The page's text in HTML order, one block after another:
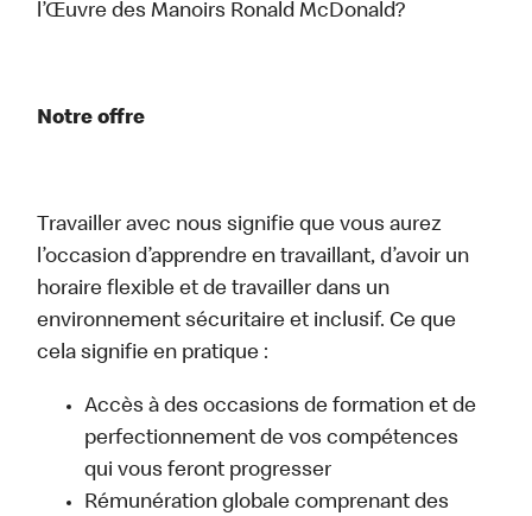
l’Œuvre des Manoirs Ronald McDonald?
Notre offre
Travailler avec nous signifie que vous aurez
l’occasion d’apprendre en travaillant, d’avoir un
horaire flexible et de travailler dans un
environnement sécuritaire et inclusif. Ce que
cela signifie en pratique :
Accès à des occasions de formation et de
perfectionnement de vos compétences
qui vous feront progresser
Rémunération globale comprenant des